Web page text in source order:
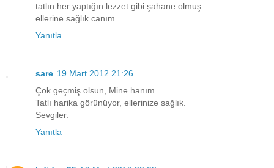
tatlın her yaptığın lezzet gibi şahane olmuş
ellerine sağlık canım
Yanıtla
sare 19 Mart 2012 21:26
Çok geçmiş olsun, Mine hanım.
Tatlı harika görünüyor, ellerinize sağlık.
Sevgiler.
Yanıtla